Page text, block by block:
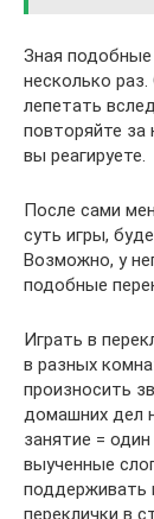
Зная подобные
несколько
лепетать
повторяйте за
вы реагируете.
После сами
суть игры,
Возможно, у
подобные
Играть в
в разных
произносить
домашних дел
занятие =
выученные
поддерживать
переклички в